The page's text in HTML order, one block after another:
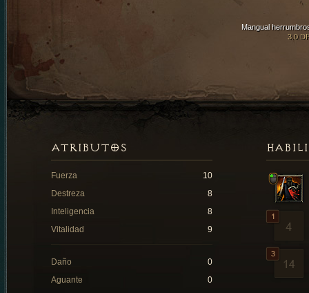
Mangual
3.0
ATRIBUTOS
Fuerza
10
Destreza
8
Inteligencia
8
Vitalidad
9
Daño
0
Aguante
0